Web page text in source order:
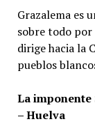
Grazalema es
sobre todo por
dirige hacia la
pueblos
La imponente
– Huelva